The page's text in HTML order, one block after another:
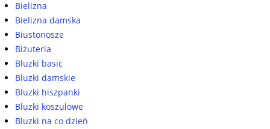
Bielizna
Bielizna damska
Biustonosze
Biżuteria
Bluzki basic
Bluzki damskie
Bluzki hiszpanki
Bluzki koszulowe
Bluzki na co dzień